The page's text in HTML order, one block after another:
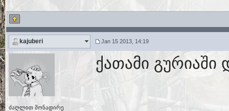
kajuberi Jan 15 2013, 14:19
ძაღლით მონადირე
ქათამი გურიაში